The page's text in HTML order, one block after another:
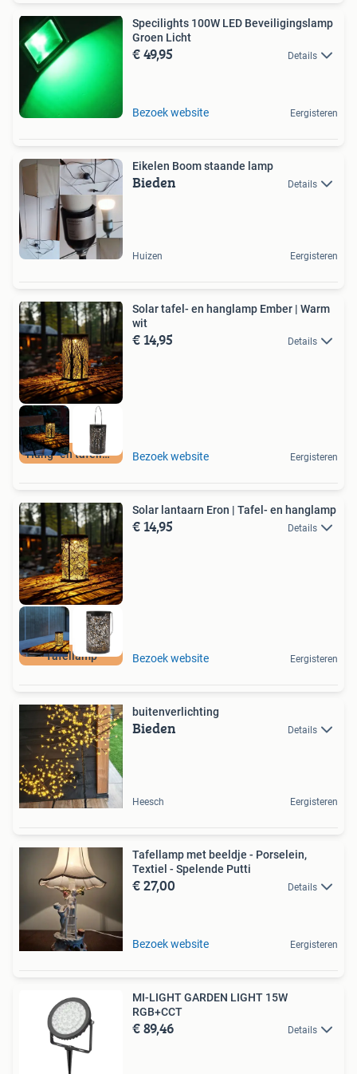
Specilights 100W LED Beveiligingslamp
Groen Licht
€ 49,95 Details
Bezoek website Eergisteren
Eikelen Boom staande lamp
Bieden Details
Huizen Eergisteren
Hang- en tafellamp
Solar tafel- en hanglamp Ember | Warm
wit
€ 14,95 Details
Bezoek website Eergisteren
Tafellamp
Solar lantaarn Eron | Tafel- en hanglamp
€ 14,95 Details
Bezoek website Eergisteren
buitenverlichting
Bieden Details
Heesch Eergisteren
Tafellamp met beeldje - Porselein,
Textiel - Spelende Putti
€ 27,00 Details
Bezoek website Eergisteren
MI-LIGHT GARDEN LIGHT 15W
RGB+CCT
€ 89,46 Details